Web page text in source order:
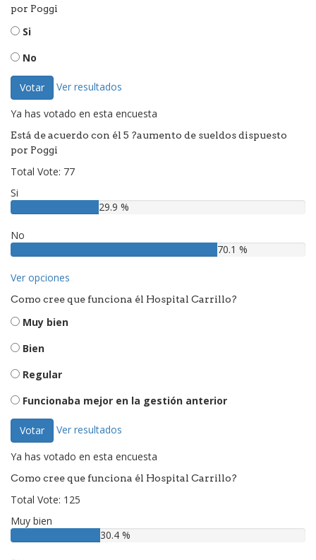
por Poggi
Si
No
Votar Ver resultados
Ya has votado en esta encuesta
Está de acuerdo con él 5 ?aumento de sueldos dispuesto
por Poggi
Total Vote: 77
Si
29.9 %
No
70.1 %
Ver opciones
Como cree que funciona él Hospital Carrillo?
Muy bien
Bien
Regular
Funcionaba mejor en la gestión anterior
Votar Ver resultados
Ya has votado en esta encuesta
Como cree que funciona él Hospital Carrillo?
Total Vote: 125
Muy bien
30.4 %